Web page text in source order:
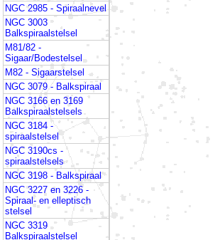
NGC 2985 - Spiraalnevel
NGC 3003
Balkspiraalstelsel
M81/82 -
Sigaar/Bodestelsel
M82 - Sigaarstelsel
NGC 3079 - Balkspiraal
NGC 3166 en 3169
Balkspiraalstelsels
NGC 3184 -
spiraalstelsel
NGC 3190cs -
spiraalstelsels
NGC 3198 - Balkspiraal
NGC 3227 en 3226 -
Spiraal- en elleptisch
stelsel
NGC 3319
Balkspiraalstelsel